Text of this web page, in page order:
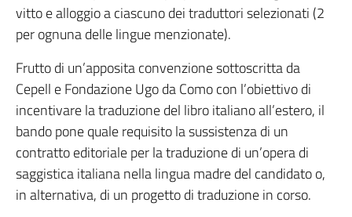
vitto e alloggio a ciascuno dei traduttori selezionati (2
per ognuna delle lingue menzionate).
Frutto di un’apposita convenzione sottoscritta da
Cepell e Fondazione Ugo da Como con l’obiettivo di
incentivare la traduzione del libro italiano all’estero, il
bando pone quale requisito la sussistenza di un
contratto editoriale per la traduzione di un’opera di
saggistica italiana nella lingua madre del candidato o,
in alternativa, di un progetto di traduzione in corso.